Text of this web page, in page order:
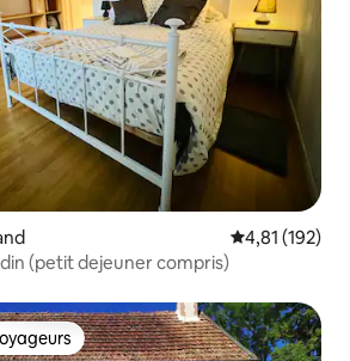
Évaluation
4,81 (192)
jardin (petit dejeuner compris)
les plus appréciés